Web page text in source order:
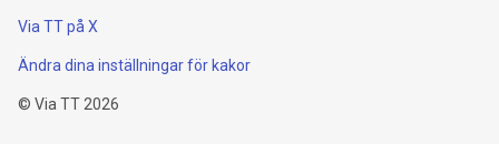
Via TT på X
Ändra dina inställningar för kakor
© Via TT 2026